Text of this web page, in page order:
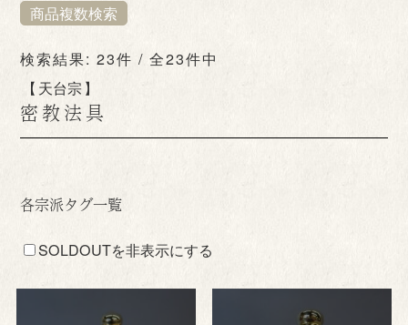
商品複数検索
密教法具
天台宗
検索結果: 23件 / 全23件中
各宗派タグ一覧
SOLDOUTを非表示にする